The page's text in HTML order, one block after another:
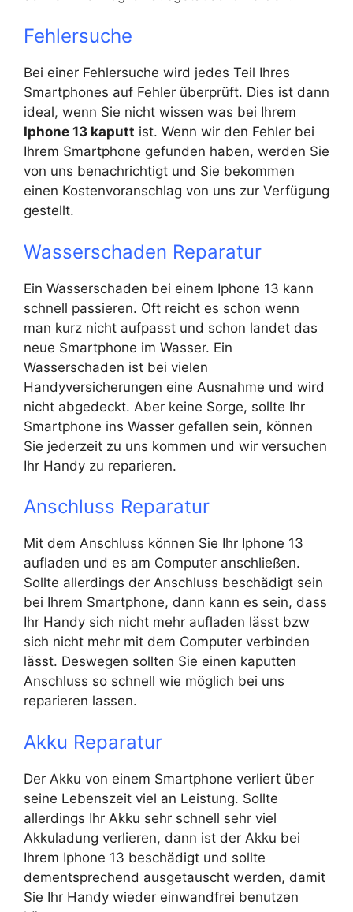
Fehlersuche
Bei einer Fehlersuche wird jedes Teil Ihres
Smartphones auf Fehler überprüft. Dies ist dann
ideal, wenn Sie nicht wissen was bei Ihrem
Iphone 13 kaputt ist. Wenn wir den Fehler bei
Ihrem Smartphone gefunden haben, werden Sie
von uns benachrichtigt und Sie bekommen
einen Kostenvoranschlag von uns zur Verfügung
gestellt.
Wasserschaden Reparatur
Ein Wasserschaden bei einem Iphone 13 kann
schnell passieren. Oft reicht es schon wenn
man kurz nicht aufpasst und schon landet das
neue Smartphone im Wasser. Ein
Wasserschaden ist bei vielen
Handyversicherungen eine Ausnahme und wird
nicht abgedeckt. Aber keine Sorge, sollte Ihr
Smartphone ins Wasser gefallen sein, können
Sie jederzeit zu uns kommen und wir versuchen
Ihr Handy zu reparieren.
Anschluss Reparatur
Mit dem Anschluss können Sie Ihr Iphone 13
aufladen und es am Computer anschließen.
Sollte allerdings der Anschluss beschädigt sein
bei Ihrem Smartphone, dann kann es sein, dass
Ihr Handy sich nicht mehr aufladen lässt bzw
sich nicht mehr mit dem Computer verbinden
lässt. Deswegen sollten Sie einen kaputten
Anschluss so schnell wie möglich bei uns
reparieren lassen.
Akku Reparatur
Der Akku von einem Smartphone verliert über
seine Lebenszeit viel an Leistung. Sollte
allerdings Ihr Akku sehr schnell sehr viel
Akkuladung verlieren, dann ist der Akku bei
Ihrem Iphone 13 beschädigt und sollte
dementsprechend ausgetauscht werden, damit
Sie Ihr Handy wieder einwandfrei benutzen